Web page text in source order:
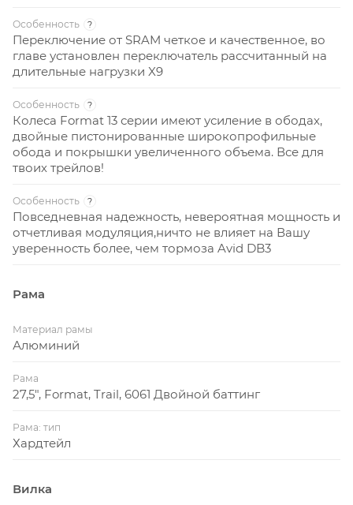
Особенность ?
Переключение от SRAM четкое и качественное, во
главе установлен переключатель рассчитанный на
длительные нагрузки X9
Особенность ?
Колеса Format 13 серии имеют усиление в ободах,
двойные пистонированные широкопрофильные
обода и покрышки увеличенного объема. Все для
твоих трейлов!
Особенность ?
Повседневная надежность, невероятная мощность и
отчетливая модуляция,ничто не влияет на Вашу
уверенность более, чем тормоза Avid DB3
Рама
Материал рамы
Алюминий
Рама
27,5", Format, Trail, 6061 Двойной баттинг
Рама: тип
Хардтейл
Вилка